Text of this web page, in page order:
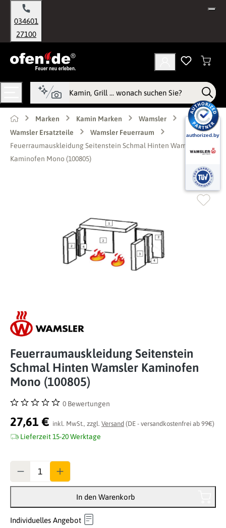
springen
034601
27100
Marken Kamin Marken
Wamsler
Wamsler Ersatzteile
Wamsler Feuerraum
Feuerraumauskleidung Seitenstein Schmal Hinten Wamsler
Kaminofen Mono (100805)
Feuerraumauskleidung Seitenstein
Schmal Hinten Wamsler Kaminofen
Mono (100805)
Durchschnittliche Bewertung von 0 von 5 Sternen
0 Bewertungen
27,61 € inkl. MwSt., zzgl. Versand (DE - versandkostenfrei ab 99€)
Lieferzeit 15-20 Werktage
In den Warenkorb
Individuelles Angebot